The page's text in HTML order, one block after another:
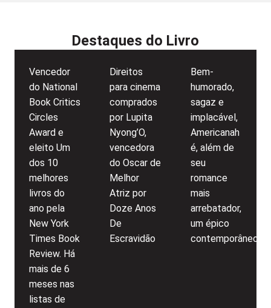
Destaques do Livro
Vencedor
do National
Book Critics
Circles
Award e
eleito Um
dos 10
melhores
livros do
ano pela
New York
Times Book
Review. Há
mais de 6
meses nas
listas de
Direitos
para cinema
comprados
por Lupita
Nyong’O,
vencedora
do Oscar de
Melhor
Atriz por
Doze Anos
De
Escravidão
Bem-
humorado,
sagaz e
implacável,
Americanah
é, além de
seu
romance
mais
arrebatador,
um épico
contemporâneo